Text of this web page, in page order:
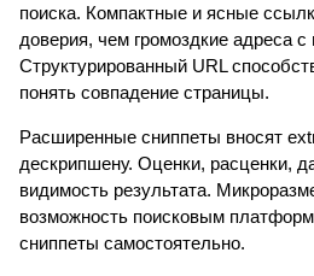
поиска. Компактные и ясные
доверия, чем громоздкие адреса
Структурированный URL
понять совпадение страницы.
Расширенные сниппеты вносят
дескрипшену. Оценки, расценки,
видимость результата.
возможность поисковым
сниппеты самостоятельно.